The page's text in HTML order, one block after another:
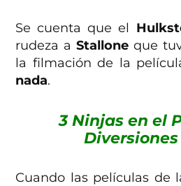
Se cuenta que el
rudeza aStallone que
la filmación de la
nada.
3 Ninjas en el
Diversiones
Cuando las películas de